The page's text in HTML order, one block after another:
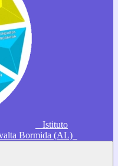
Istituto
Bormida (AL)